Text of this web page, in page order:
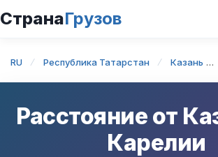
СтранаГрузов
RU Республика Татарстан Казань
Расстояние от
Карелии